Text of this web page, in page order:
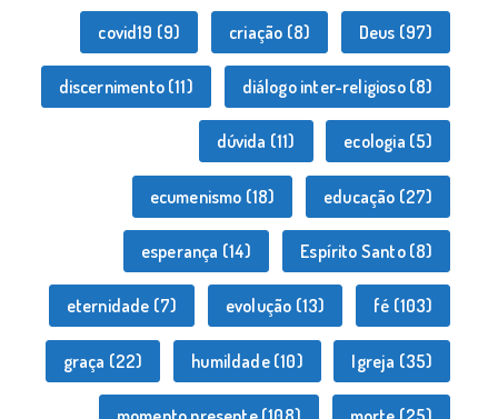
covid19 (9) criação (8) Deus (97)
discernimento(11) diálogo inter-religioso(8)
dúvida (11) ecologia (5)
ecumenismo (18) educação (27)
esperança (14) Espírito Santo(8)
eternidade (7) evolução (13) fé (103)
graça (22) humildade(10) Igreja (35)